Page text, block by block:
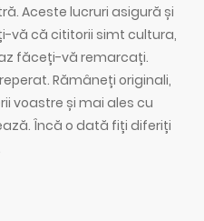
Aceste lucruri asigură și
vă că cititorii simt cultura,
făceți-vă remarcați.
Rămâneți originali,
voastre și mai ales cu
Încă o dată fiți diferiți